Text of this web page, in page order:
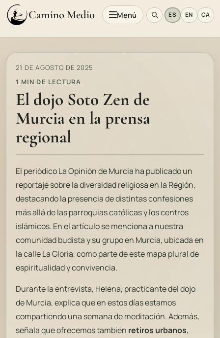
Camino Medio Menú ES EN CA
21 DE AGOSTO DE 2025
1 MIN DE LECTURA
El dojo Soto Zen de
Murcia en la prensa
regional
El periódicoLa Opinión de Murcia ha publicado un
reportaje sobre la diversidad religiosa en la Región,
destacando la presencia de distintas confesiones
más allá de las parroquias católicas y los centros
islámicos. En el artículo se menciona a nuestra
comunidad budista y su grupo en Murcia, ubicada en
la calle La Gloria, como parte de este mapa plural de
espiritualidad y convivencia.
Durante la entrevista, Helena, practicante del dojo
de Murcia, explica que en estos días estamos
compartiendo una semana de meditación. Además,
señala que ofrecemos también retiros urbanos,